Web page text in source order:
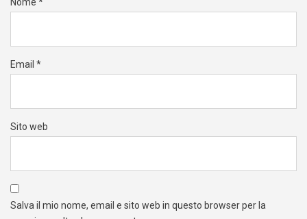
Email *
Sito web
Salva il mio nome, email e sito web in questo browser per la